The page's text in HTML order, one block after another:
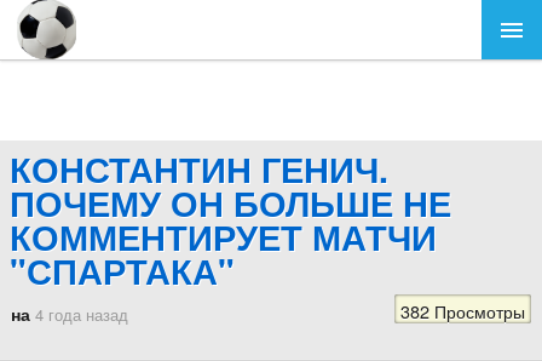
КОНСТАНТИН ГЕНИЧ.
ПОЧЕМУ ОН БОЛЬШЕ НЕ
КОММЕНТИРУЕТ МАТЧИ
"СПАРТАКА"
на 4 года назад 382 Просмотры